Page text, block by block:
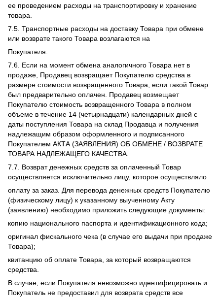
ее проведением расходы на транспортировку и хранение
товара.
7.5. Транспортные расходы на доставку Товара при обмене
или возврате такого Товара возлагаются на
Покупателя.
7.6. Если на момент обмена аналогичного Товара нет в
продаже, Продавец возвращает Покупателю средства в
размере стоимости возвращенного Товара, если такой Товар
был предварительно оплачен. Продавец возмещает
Покупателю стоимость возвращенного Товара в полном
объеме в течение 14 (четырнадцати) календарных дней с
даты поступления Товара на склад Продавца и получения
надлежащим образом оформленного и подписанного
Покупателем АКТА (ЗАЯВЛЕНИЯ) ОБ ОБМЕНЕ / ВОЗВРАТЕ
ТОВАРА НАДЛЕЖАЩЕГО КАЧЕСТВА.
7.7. Возврат денежных средств за оплаченный Товар
осуществляется исключительно лицу, которое осуществляло
оплату за заказ. Для перевода денежных средств Покупателю
(физическому лицу) к указанному выученному Акту
(заявлению) необходимо приложить следующие документы:
копию национального паспорта и идентификационного кода;
оригинал фискального чека (в случае его выдачи при продаже
Товара);
квитанцию об оплате Товара, за который возвращаются
средства.
В случае, если Покупателя невозможно идентифицировать и
Покупатель не предоставил для возврата средств все